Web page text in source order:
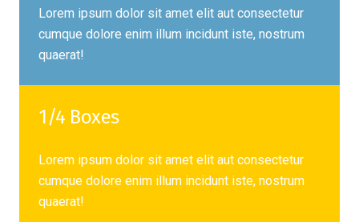
Lorem ipsum dolor sit amet elit aut consectetur
cumque dolore enim illum incidunt iste, nostrum
quaerat!
1/4 Boxes
Lorem ipsum dolor sit amet elit aut consectetur
cumque dolore enim illum incidunt iste, nostrum
quaerat!